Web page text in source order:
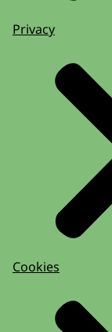
Privacy
Cookies